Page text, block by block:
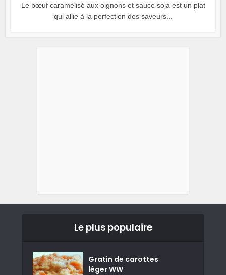
Le bœuf caramélisé aux oignons et sauce soja est un plat
qui allie à la perfection des saveurs...
Le plus populaire
Gratin de carottes
léger WW